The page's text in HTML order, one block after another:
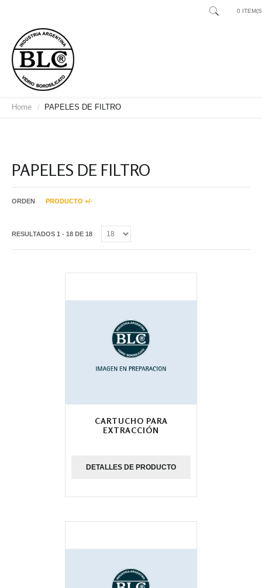
0
Home / PAPELES DE FILTRO
PAPELES DE FILTRO
ORDEN PRODUCTO +/-
RESULTADOS 1 - 18 DE 18
CARTUCHO PARA
EXTRACCIÓN
DETALLES DE PRODUCTO